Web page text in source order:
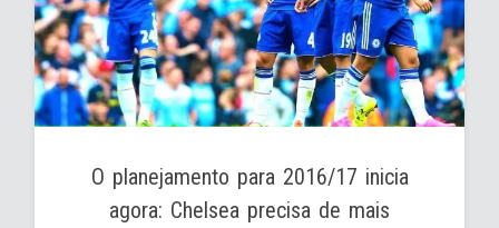
O planejamento para 2016/17 inicia
agora: Chelsea precisa de mais